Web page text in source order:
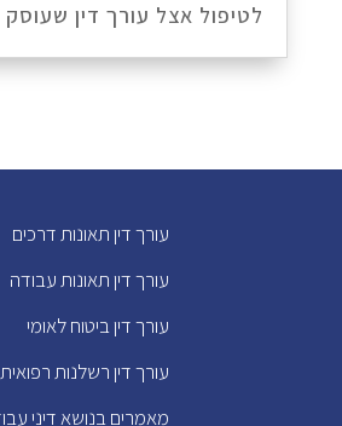
לטיפול אצל עורך דין שעוסק
עורך דין תאונות דרכים
עורך דין תאונות עבודה
עורך דין ביטוח לאומי
עורך דין רשלנות רפואית
מאמרים בנושא דיני